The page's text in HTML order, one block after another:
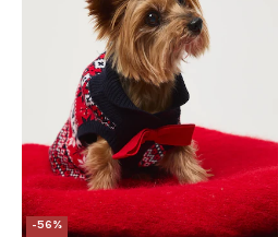
-56%